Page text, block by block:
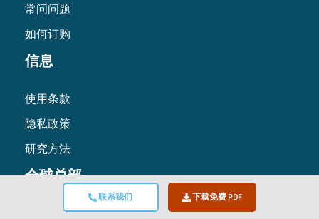
联系我们 下载免费 PDF
常问问题
如何订购
信息
使用条款
隐私政策
研究方法
全球总部
Global Market Insights Inc. 4 North Main Street,